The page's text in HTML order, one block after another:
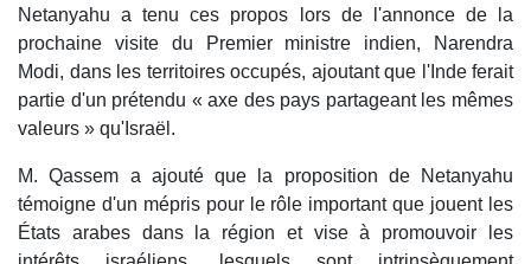
Netanyahu a tenu ces propos lors de l'annonce de la
prochaine visite du Premier ministre indien, Narendra
Modi, dans les territoires occupés, ajoutant que l'Inde ferait
partie d'un prétendu « axe des pays partageant les mêmes
valeurs » qu'Israël.
M. Qassem a ajouté que la proposition de Netanyahu
témoigne d'un mépris pour le rôle important que jouent les
États arabes dans la région et vise à promouvoir les